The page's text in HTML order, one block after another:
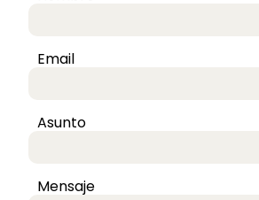
Email
Asunto
Mensaje